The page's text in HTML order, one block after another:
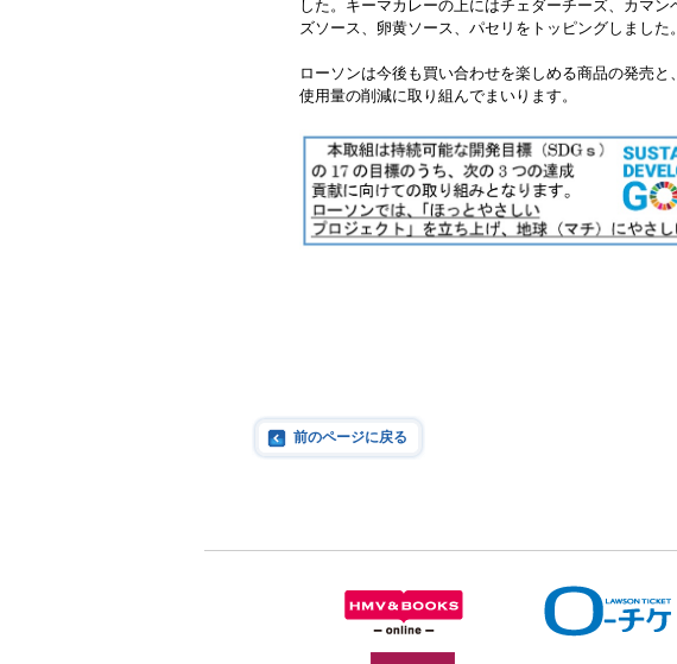
した。キーマカレーの上にはチェダーチーズ、カマ
ズソース、卵黄ソース、パセリをトッピングしました。
ローソンは今後も買い合わせを楽しめる商品の発売
使用量の削減に取り組んでまいります。
前のページに戻る